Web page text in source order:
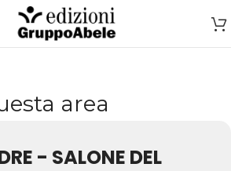
area
- SALONE DEL